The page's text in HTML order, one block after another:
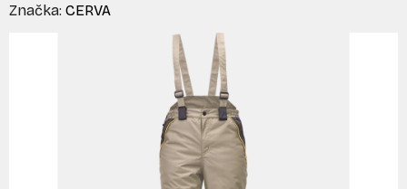
Značka: CERVA